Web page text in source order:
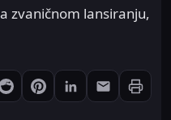
zvaničnom lansiranju,
Telegram
Podeli: Reddit
Podeli: Pinterest
Podeli: LinkedIn
Podeli: